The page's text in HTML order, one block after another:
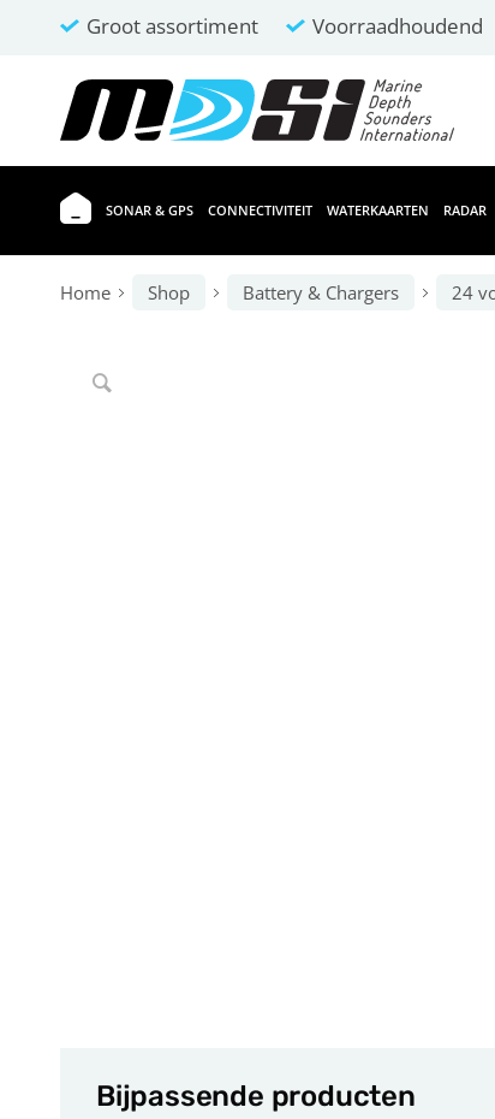
Groot assortiment Voorraadhoudend
SONAR & GPS CONNECTIVITEIT WATERKAARTEN RADAR
Home Shop Battery & Chargers 24
Bijpassende producten